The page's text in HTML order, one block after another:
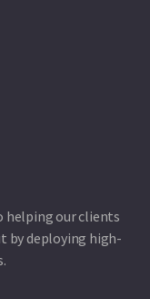
helping our clients
by deploying high-